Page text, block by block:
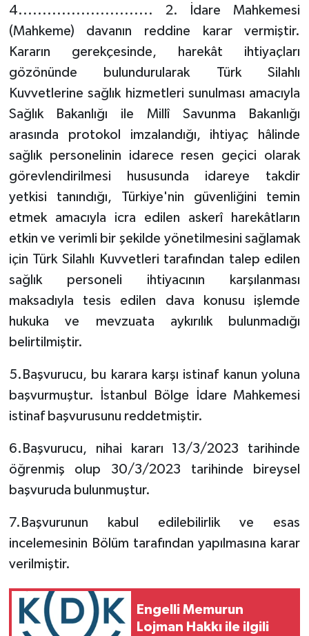
4............................ 2. İdare Mahkemesi
(Mahkeme) davanın reddine karar vermiştir.
Kararın gerekçesinde, harekât ihtiyaçları
gözönünde bulundurularak Türk Silahlı
Kuvvetlerine sağlık hizmetleri sunulması amacıyla
Sağlık Bakanlığı ile Millî Savunma Bakanlığı
arasında protokol imzalandığı, ihtiyaç hâlinde
sağlık personelinin idarece resen geçici olarak
görevlendirilmesi hususunda idareye takdir
yetkisi tanındığı, Türkiye'nin güvenliğini temin
etmek amacıyla icra edilen askerî harekâtların
etkin ve verimli bir şekilde yönetilmesini sağlamak
için Türk Silahlı Kuvvetleri tarafından talep edilen
sağlık personeli ihtiyacının karşılanması
maksadıyla tesis edilen dava konusu işlemde
hukuka ve mevzuata aykırılık bulunmadığı
belirtilmiştir.
5.Başvurucu, bu karara karşı istinaf kanun yoluna
başvurmuştur. İstanbul Bölge İdare Mahkemesi
istinaf başvurusunu reddetmiştir.
6.Başvurucu, nihai kararı 13/3/2023 tarihinde
öğrenmiş olup 30/3/2023 tarihinde bireysel
başvuruda bulunmuştur.
7.Başvurunun kabul edilebilirlik ve esas
incelemesinin Bölüm tarafından yapılmasına karar
verilmiştir.
Engelli Memurun
Lojman Hakkı ile ilgili